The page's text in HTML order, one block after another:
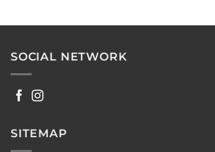
SOCIAL NETWORK
SITEMAP